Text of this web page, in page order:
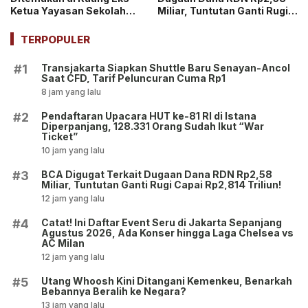
Ketua Yayasan Sekolah
Ekskul Menembak!
Miliar, Tuntutan Ganti Rugi
TERPOPULER
#1
Transjakarta Siapkan Shuttle Baru Senayan-Ancol
Saat CFD, Tarif Peluncuran Cuma Rp1
8 jam yang lalu
#2
Pendaftaran Upacara HUT ke-81 RI di Istana
Diperpanjang, 128.331 Orang Sudah Ikut “War
Ticket”
10 jam yang lalu
#3
BCA Digugat Terkait Dugaan Dana RDN Rp2,58
Miliar, Tuntutan Ganti Rugi Capai Rp2,814 Triliun!
12 jam yang lalu
#4
Catat! Ini Daftar Event Seru di Jakarta Sepanjang
Agustus 2026, Ada Konser hingga Laga Chelsea vs
AC Milan
12 jam yang lalu
#5
Utang Whoosh Kini Ditangani Kemenkeu, Benarkah
Bebannya Beralih ke Negara?
13 jam yang lalu